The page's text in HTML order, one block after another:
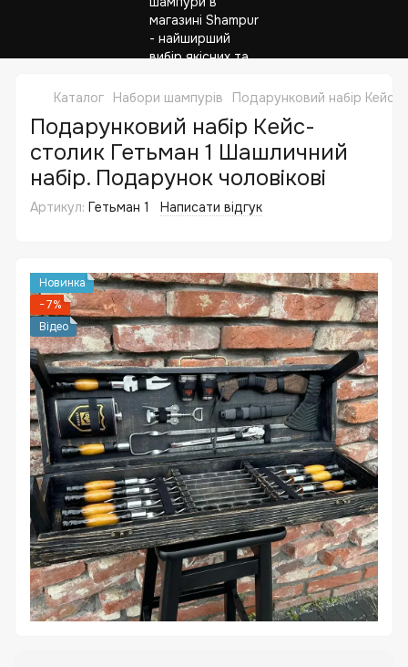
Каталог Набори шампурів Подарунковий набір Кейс-
Подарунковий набір Кейс-
столик Гетьман 1 Шашличний
набір. Подарунок чоловікові
Артикул: Гетьман 1 Написати відгук
Новинка
−7%
Відео